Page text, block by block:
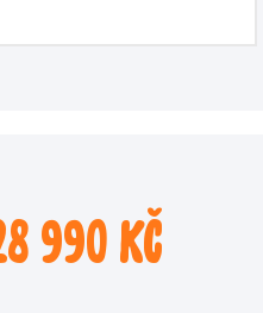
990 Kč